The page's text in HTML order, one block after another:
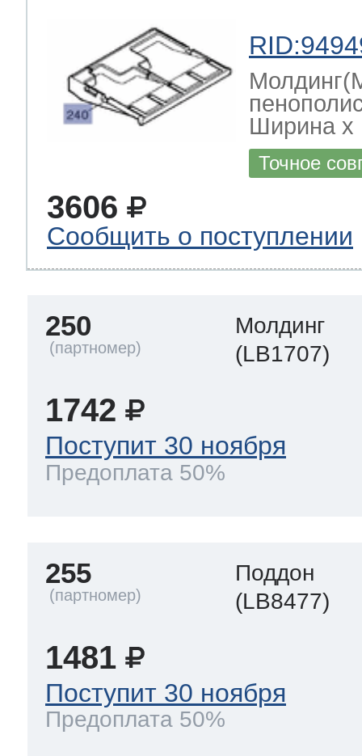
Ширина х
Точное
3606
Сообщить о поступлении
250
Молдинг
(LB1707)
1742
Поступит 30 ноября
Предоплата 50%
255
Поддон
(LB8477)
1481
Поступит 30 ноября
Предоплата 50%